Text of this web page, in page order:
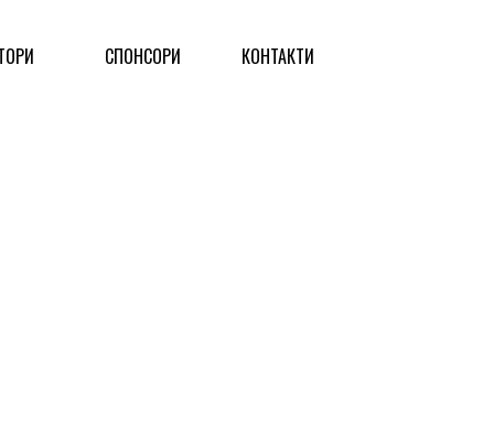
СПОНСОРИ КОНТАКТИ